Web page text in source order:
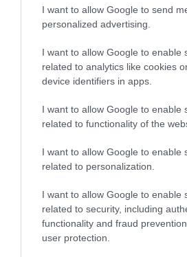
I want to allow Google to send
personalized advertising.
I want to allow Google to enable
related to analytics like cookies
device identifiers in apps.
I want to allow Google to enable
related to functionality of the
I want to allow Google to enable
related to personalization.
I want to allow Google to enable
related to security, including
functionality and fraud
user protection.
Οι συναλλαγές
έφτασαν το 1 τρισ.
2021